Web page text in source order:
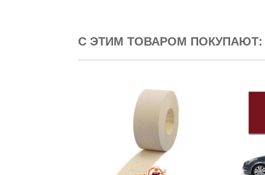
С ЭТИМ ТОВАРОМ ПОКУПАЮТ: